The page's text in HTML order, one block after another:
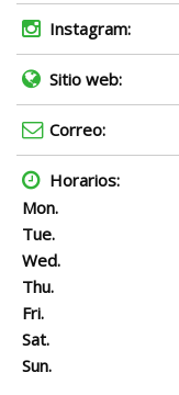
Instagram:
Sitio web:
Correo:
Horarios:
Mon.
Tue.
Wed.
Thu.
Fri.
Sat.
Sun.